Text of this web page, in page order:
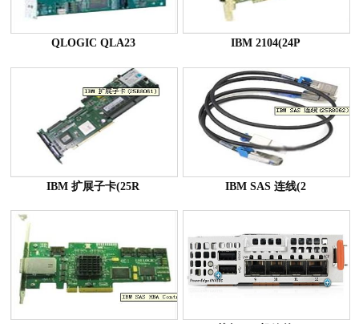
QLOGIC QLA23 IBM 2104(24P
IBM 扩展子卡(25R IBM SAS 连线(2